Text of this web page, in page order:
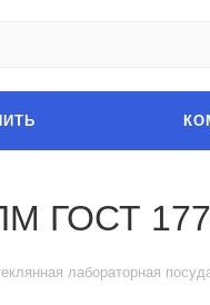
ГОСТ
лабораторная